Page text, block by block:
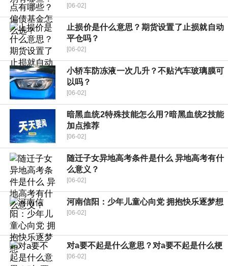
[06-02]
止损价是什么意思？期货设置了止损就自动
平仓吗？
[06-02]
小轿车防冻液一次几升？不贴汽车玻璃膜可
以吗？
[06-02]
暗黑血统2特殊技能怎么用?暗黑血统2技能
加点推荐
[06-02]
随迁子女异地高考条件是什么 异地高考有什
么意义？
[06-02]
河南信阳：少年儿童心向党 拥抱快乐逐梦想
[06-02]
对a要不起是什么意思？对a要不起是什么梗
[06-02]